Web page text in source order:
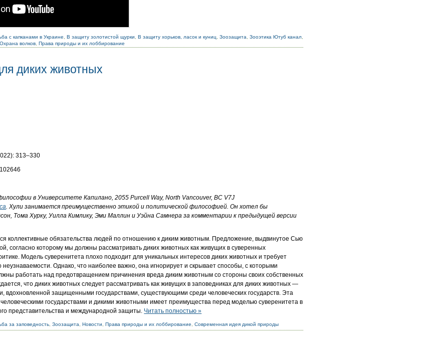
с капканами в Украине ,В защиту золотистой щурки ,В защиту хорьков, ласок и куниц ,Зоозащита ,Зооэтика Ютуб канал
Охрана волков ,Права природы и их лоббирование
диких животных
313–330
в Университете Капилано, 2055 Purcell Way, North Vancouver, BC V7J
. Хули занимается преимущественно этикой и политической философией. Он хотел бы
Тома Хурку, Уилла Кимлику, Эми Маллин и Уэйна Самнера за комментарии к предыдущей версии
коллективные обязательства людей по отношению к диким животным. Предложение, выдвинутое Сью
согласно которому мы должны рассматривать диких животных как живущих в суверенных
Модель суверенитета плохо подходит для уникальных интересов диких животных и требует
Однако, что наиболее важно, она игнорирует и скрывает способы, с которыми
работать над предотвращением причинения вреда диким животным со стороны своих собственных
что диких животных следует рассматривать как живущих в заповедниках для диких животных —
вдохновленной защищенными государствами, существующими среди человеческих государств. Эта
государствами и дикими животными имеет преимущества перед моделью суверенитета в
представительства и международной защиты. Читать полностью »
за заповедность ,Зоозащита ,Новости ,Права природы и их лоббирование ,Современная идея дикой природы